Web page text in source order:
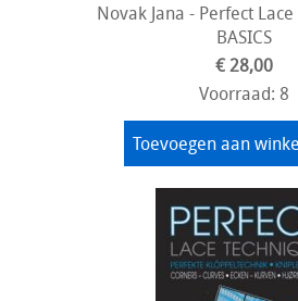
Novak Jana - Perfect
BASICS
€ 28,00
Voorraad: 8
Toevoegen aan